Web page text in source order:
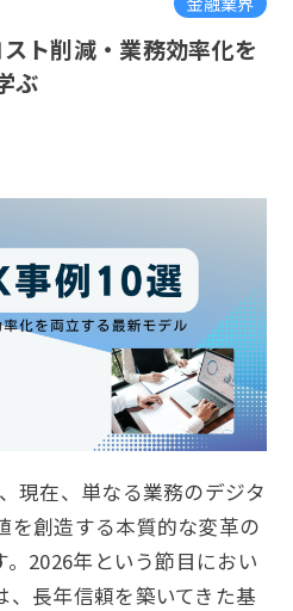
ト削減・業務効率化を
ぶ
現在、単なる業務のデジタ
を創造する本質的な変革の
2026年という節目におい
、長年信頼を築いてきた基